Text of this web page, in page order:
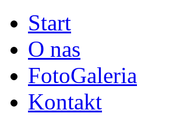
Start
O nas
FotoGaleria
Kontakt